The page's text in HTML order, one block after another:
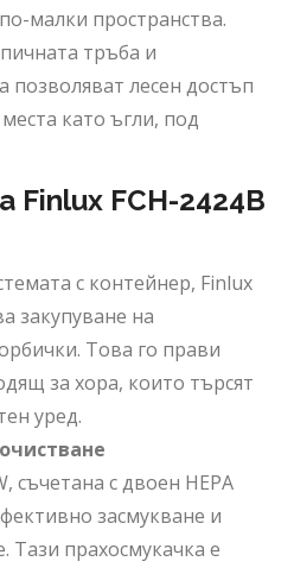
малки пространства.
тръба и
позволяват лесен достъп
като ъгли, под
Finlux FCH-2424B
с контейнер, Finlux
закупуване на
Това го прави
за хора, които търсят
уред.
съчетана с двоен HEPA
засмукване и
Тази прахосмукачка е